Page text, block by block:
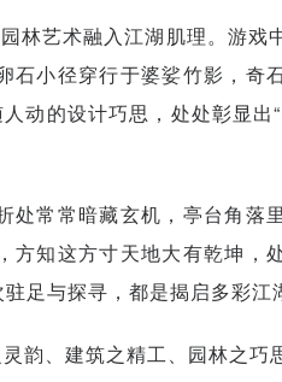
林艺术融入江湖肌理。游戏
小径穿行于婆娑竹影，奇
动的设计巧思，处处彰显出
常常暗藏玄机，亭台角落
知这方寸天地大有乾坤，
足与探寻，都是揭启多彩江
韵、建筑之精工、园林之巧